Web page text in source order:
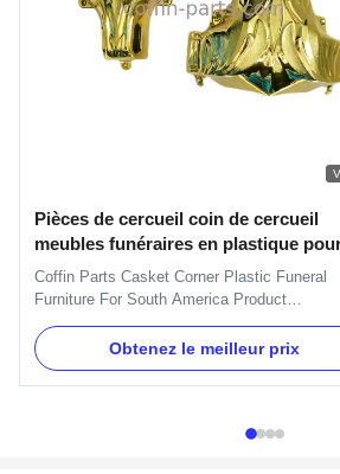
Pièces de cercueil coin de cercueil
meubles funéraires en plastique
l'Amérique du Sud
Coffin Parts Casket Corner Plastic Funeral
Furniture For South America Product
Specifications Color Gold, Silver, Copper
Number Corner 1# Type Adult Place of Origin
Zhejiang, China Payment Mode T/T,
Union Main Market South America Material
Obtenez le meilleur prix